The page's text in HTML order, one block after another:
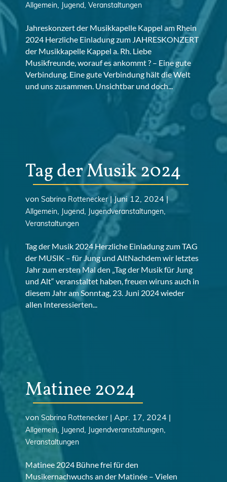
Allgemein, Jugend, Veranstaltungen
Jahreskonzert der Musikkapelle Kappel am Rhein
2024 Herzliche Einladung zum JAHRESKONZERT
der Musikkapelle Kappel a. Rh. Liebe
Musikfreunde, worauf es ankommt ? – Eine gute
Verbindung. Eine gute Verbindung hält die Welt
und uns zusammen. Unsichtbar und doch...
Tag der Musik 2024
von Sabrina Rottenecker|Juni 12, 2024 |
Allgemein, Jugend, Jugendveranstaltungen,
Veranstaltungen
Tag der Musik 2024 Herzliche Einladung zum TAG
der MUSIK – für Jung und AltNachdem wir letztes
Jahr zum ersten Mal den „Tag der Musik für Jung
und Alt“ veranstaltet haben, freuen wiruns auch in
diesem Jahr am Sonntag, 23. Juni 2024 wieder
allen Interessierten...
Matinee 2024
von Sabrina Rottenecker | Apr. 17, 2024 |
Allgemein, Jugend, Jugendveranstaltungen,
Veranstaltungen
Matinee 2024 Bühne frei für den
Musikernachwuchs an der Matinée – Vielen